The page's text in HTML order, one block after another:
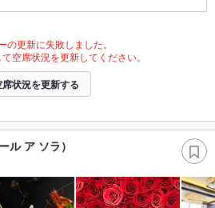
の更新に失敗しました。
空席状況を更新してください。
席状況を更新する
ル ア ソラ）